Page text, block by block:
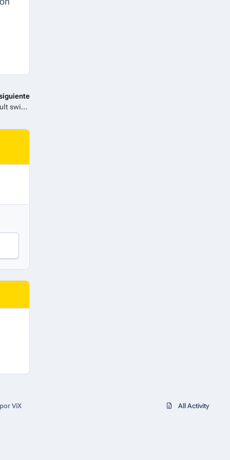
Fin de año con nuevas temporadas de anime en HBO Max y [adult swim]
ViX All Activity